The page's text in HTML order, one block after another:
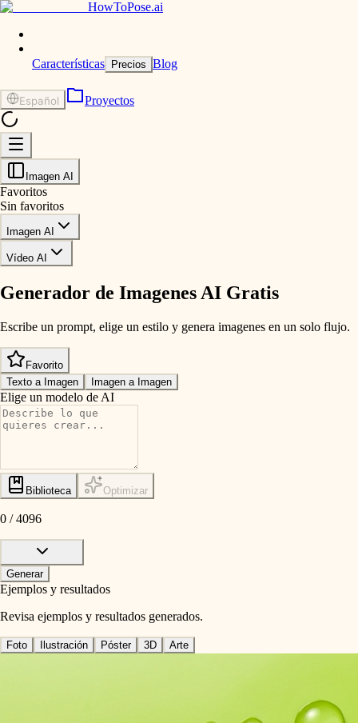
HowToPose.ai
Características Precios Blog
Español Proyectos
Imagen AI
Favoritos
Sin favoritos
Imagen AI
Vídeo AI
Generador de Imagenes AI Gratis
Escribe un prompt, elige un estilo y genera imagenes en un solo flujo.
Favorito
Texto a Imagen
Imagen a Imagen
Elige un modelo de AI
Biblioteca Optimizar
0 /4096
Generar
Ejemplos y resultados
Revisa ejemplos y resultados generados.
Foto Ilustración Póster 3D Arte